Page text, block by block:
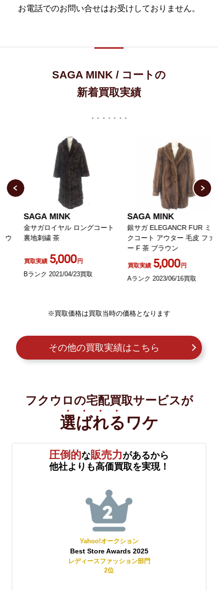
お電話でのお問い合せはお受けしておりません。
SAGA MINK / コートの
新着買取実績
SAGA MINK
金サガロイヤル ロングコート
裏地刺繍 茶
買取実績 5,000円
Bランク 2021/04/23買取
SAGA MINK
銀サガ ELEGANCR FUR ミン
クコート アウター 毛皮 ファ
ー F 茶 ブラウン
買取実績 5,000円
Aランク 2023/06/16買取
※買取価格は買取当時の価格となります
その他の買取実績はこちら
フクウロの宅配買取サービスが
選ばれる ワケ
圧倒的な販売力があるから
他社よりも高価買取を実現！
Yahoo!オークション
Best Store Awards 2025
レディースファッション部門
2位